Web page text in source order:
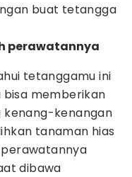
buat tetangga
perawatannya
tetanggamu ini
bisa memberikan
kenang-kenangan
tanaman hias
dibawa